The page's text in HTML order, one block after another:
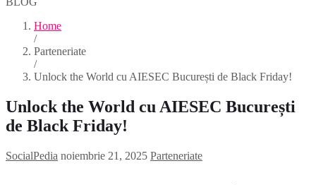
Home
/
Parteneriate
/
Unlock the World cu AIESEC București de Black Friday!
Unlock the World cu AIESEC București
de Black Friday!
SocialPedia noiembrie 21, 2025 Parteneriate